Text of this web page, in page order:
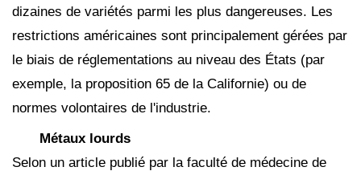
dizaines de variétés parmi les plus dangereuses. Les
restrictions américaines sont principalement gérées par
le biais de réglementations au niveau des États (par
exemple, la proposition 65 de la Californie) ou de
normes volontaires de l'industrie.
Métaux lourds
Selon un article publié par la faculté de médecine de